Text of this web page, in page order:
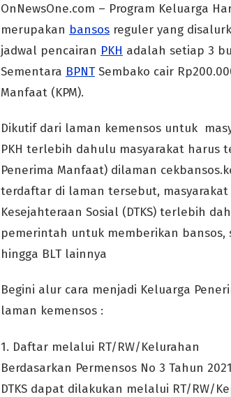
OnNewsOne.com – Program Keluarga
merupakan bansos reguler yang
jadwal pencairan PKH adalah setiap 3
Sementara BPNT Sembako cair
Manfaat (KPM).
Dikutif dari laman kemensos untuk
PKH terlebih dahulu masyarakat harus
Penerima Manfaat) dilaman
terdaftar di laman tersebut,
Kesejahteraan Sosial (DTKS) terlebih
pemerintah untuk memberikan bansos,
hingga BLT lainnya
Begini alur cara menjadi Keluarga
laman kemensos :
1. Daftar melalui RT/RW/Kelurahan
Berdasarkan Permensos No 3 Tahun
DTKS dapat dilakukan melalui RT/RW/